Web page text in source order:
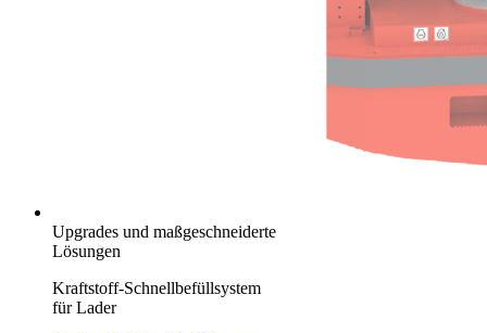
Upgrades und maßgeschneiderte
Lösungen
Kraftstoff-Schnellbefüllsystem
für Lader